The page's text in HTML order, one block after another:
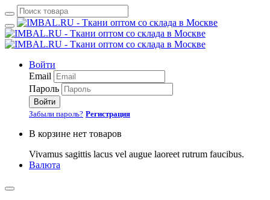
Войти
Email
Пароль
Войти
Забыли пароль? Регистрация
В корзине нет товаров
Vivamus sagittis lacus vel augue laoreet rutrum faucibus.
Валюта